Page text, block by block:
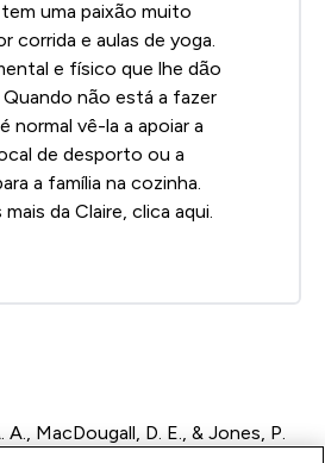
uma paixão muito
corrida e aulas de yoga.
e físico que lhe dão
não está a fazer
normal vê-la a apoiar a
de desporto ou a
a família na cozinha.
mais da Claire, clica aqui
A., MacDougall, D. E., & Jones, P.